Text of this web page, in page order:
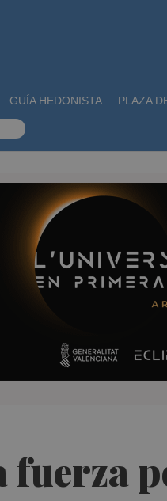
GUÍA HEDONISTA PLAZA
fuerza